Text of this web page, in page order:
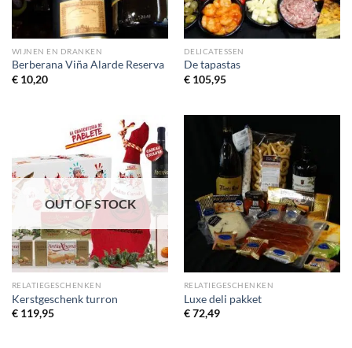
WIJNEN EN DRANKEN
Berberana Viña Alarde Reserva
€10,20
DELICATESSEN
De tapastas
€105,95
OUT OF STOCK
RELATIEGESCHENKEN
Kerstgeschenk turron
€119,95
RELATIEGESCHENKEN
Luxe deli pakket
€72,49